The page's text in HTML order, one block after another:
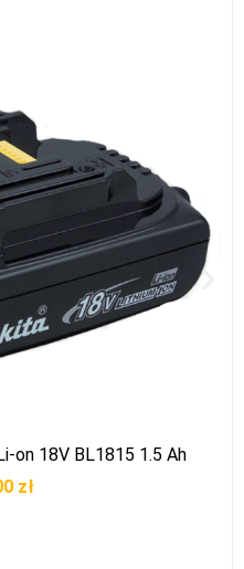
on 18V BL1815 1.5 Ah
zł